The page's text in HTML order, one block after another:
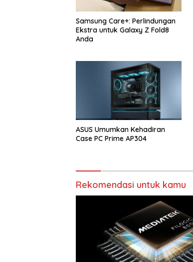
Samsung Care+: Perlindungan
Ekstra untuk Galaxy Z Fold8
Anda
ASUS Umumkan Kehadiran
Case PC Prime AP304
Rekomendasi untuk kamu